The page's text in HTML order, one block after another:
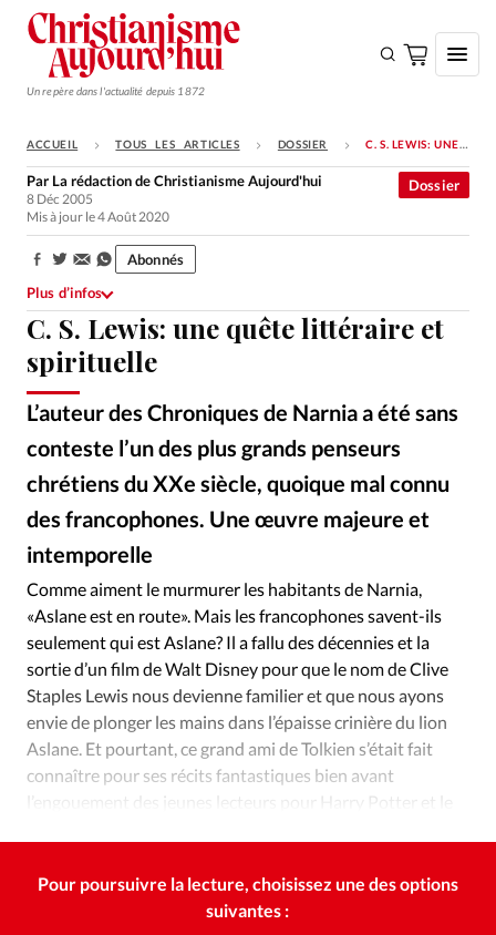
Un repère dans l'actualité depuis 1872
S'ABONNER
Monde
Opinions
Tous les articles
Faire un don
Emploi
Se connecter
Édition: Internationale
CHF
RUBRIQUES
Tous les articles
Actualité chrétienne
Actualité internationale
Chronique
Culture
Dossier
Eglises Foi Génération réveil
Monde
Opinions
Publireportage
Relations Aujourd'hui
Société
Tour du monde des Eglises
Trait d'Ixène
Vécu
Vie Intérieure
ACCUEIL TOUS LES ARTICLES DOSSIER C. S. LEWIS: UNE QUÊTE LITTÉRAIRE ET SPIRITUELLE
C. S. Lewis: une quête littéraire et
spirituelle
L’auteur des Chroniques de Narnia a été sans
conteste l’un des plus grands penseurs
chrétiens du XXe siècle, quoique mal connu
des francophones. Une œuvre majeure et
intemporelle
Dossier
Par La rédaction de Christianisme Aujourd'hui
8 Déc 2005
Mis à jour le 4 Août 2020
Partager:
Abonnés
Plus d’infos
Comme aiment le murmurer les habitants de Narnia,
«Aslane est en route». Mais les francophones savent-ils
seulement qui est Aslane? Il a fallu des décennies et la
sortie d’un film de Walt Disney pour que le nom de Clive
Staples Lewis nous devienne familier et que nous ayons
envie de plonger les mains dans l’épaisse crinière du lion
Aslane. Et pourtant, ce grand ami de Tolkien s’était fait
connaître pour ses récits fantastiques bien avant
l’engouement des jeunes lecteurs pour Harry Potter et le
Pour poursuivre la lecture, choisissez une des options
suivantes :